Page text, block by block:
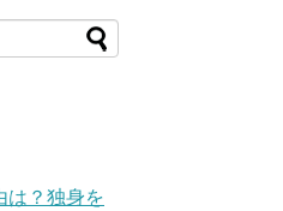
は？独身を